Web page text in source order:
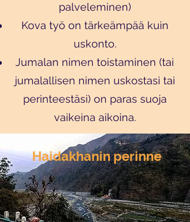
palveleminen)
Kova työ on tärkeämpää kuin
uskonto.
Jumalan nimen toistaminen (tai
jumalallisen nimen uskostasi tai
perinteestäsi) on paras suoja
vaikeina aikoina.
Haidakhanin perinne